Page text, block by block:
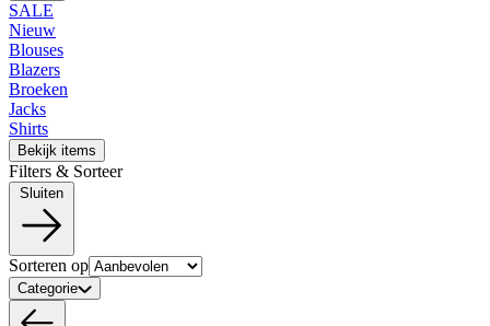
SALE
Nieuw
Blouses
Blazers
Broeken
Jacks
Shirts
Bekijk items
Filters & Sorteer
Sorteren op
Categorie